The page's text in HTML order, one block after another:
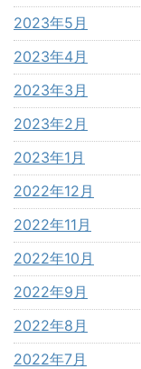
2023年5月
2023年4月
2023年3月
2023年2月
2023年1月
2022年12月
2022年11月
2022年10月
2022年9月
2022年8月
2022年7月